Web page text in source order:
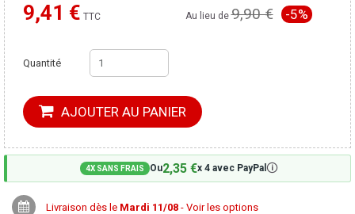
9,41 € TTC
Moins cher ailleurs ? Au lieu de9,90 € -5%
Quantité
AJOUTER AU PANIER
4X SANS FRAIS Ou2,35 €x 4 avec PayPal🛈
Livraison dès le Mardi 11/08 - Voir les options